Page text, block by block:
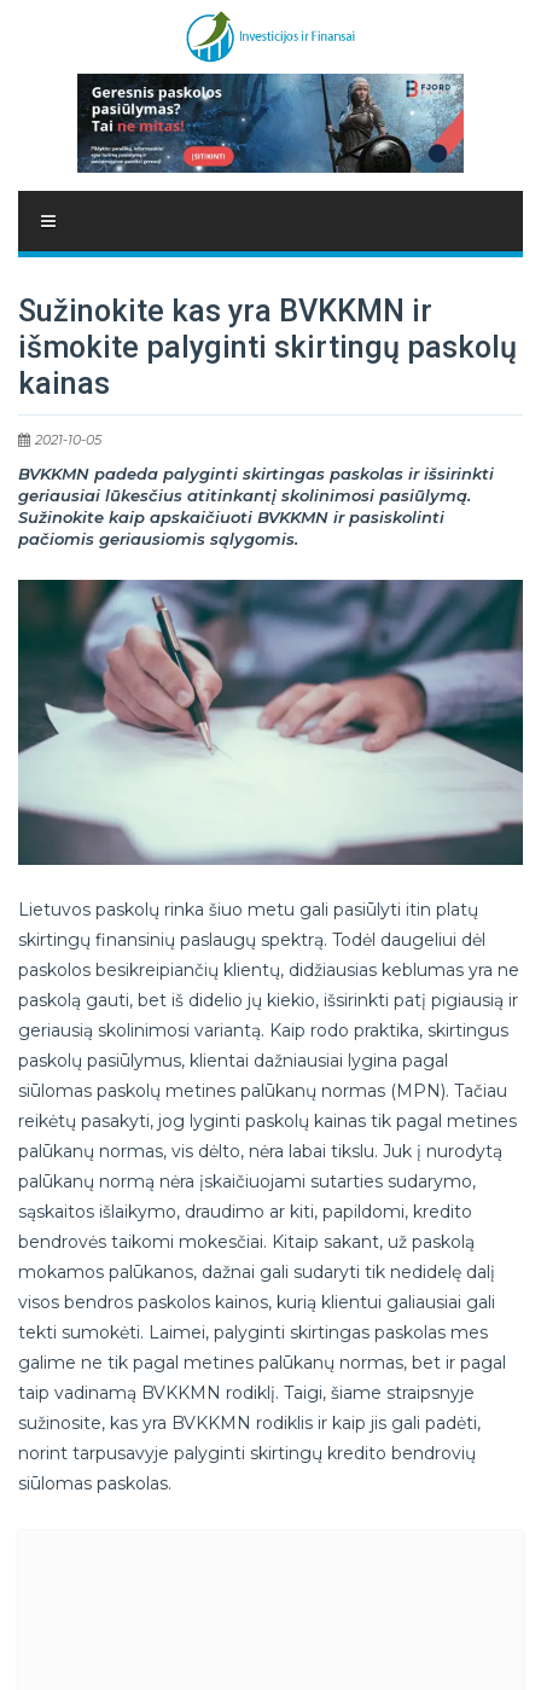
Sužinokite kas yra BVKKMN ir
išmokite palyginti skirtingų paskolų
kainas
2021-10-05
BVKKMN padeda palyginti skirtingas paskolas ir išsirinkti
geriausiai lūkesčius atitinkantį skolinimosi pasiūlymą.
Sužinokite kaip apskaičiuoti BVKKMN ir pasiskolinti
pačiomis geriausiomis sąlygomis.
Lietuvos paskolų rinka šiuo metu gali pasiūlyti itin platų
skirtingų finansinių paslaugų spektrą. Todėl daugeliui dėl
paskolos besikreipiančių klientų, didžiausias keblumas yra ne
paskolą gauti, bet iš didelio jų kiekio, išsirinkti patį pigiausią ir
geriausią skolinimosi variantą. Kaip rodo praktika, skirtingus
paskolų pasiūlymus, klientai dažniausiai lygina pagal
siūlomas paskolų metines palūkanų normas (MPN). Tačiau
reikėtų pasakyti, jog lyginti paskolų kainas tik pagal metines
palūkanų normas, vis dėlto, nėra labai tikslu. Juk į nurodytą
palūkanų normą nėra įskaičiuojami sutarties sudarymo,
sąskaitos išlaikymo, draudimo ar kiti, papildomi, kredito
bendrovės taikomi mokesčiai. Kitaip sakant, už paskolą
mokamos palūkanos, dažnai gali sudaryti tik nedidelę dalį
visos bendros paskolos kainos, kurią klientui galiausiai gali
tekti sumokėti. Laimei, palyginti skirtingas paskolas mes
galime ne tik pagal metines palūkanų normas, bet ir pagal
taip vadinamą BVKKMN rodiklį. Taigi, šiame straipsnyje
sužinosite, kas yra BVKKMN rodiklis ir kaip jis gali padėti,
norint tarpusavyje palyginti skirtingų kredito bendrovių
siūlomas paskolas.